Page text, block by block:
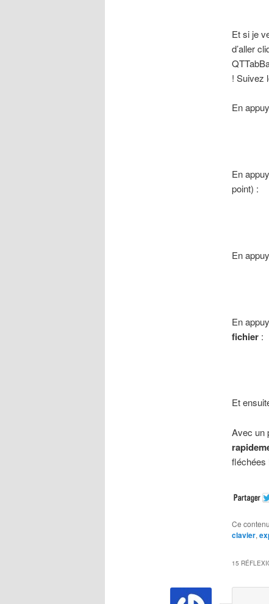
Et si je
d’aller
! Suivez
En
En
point) :
En
En
fichier:
Et
Avec un
fléchées
Ce
clavier,
15